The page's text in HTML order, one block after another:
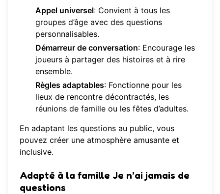
Appel universel: Convient à tous les
groupes d’âge avec des questions
personnalisables.
Démarreur de conversation: Encourage les
joueurs à partager des histoires et à rire
ensemble.
Règles adaptables: Fonctionne pour les
lieux de rencontre décontractés, les
réunions de famille ou les fêtes d’adultes.
En adaptant les questions au public, vous
pouvez créer une atmosphère amusante et
inclusive.
Adapté à la famille Je n’ai jamais de
questions